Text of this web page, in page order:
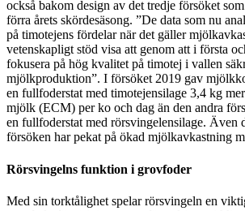
också bakom design av det tredje försöket
förra årets skördesäsong. ”De data som nu
på timotejens fördelar när det gäller
vetenskapligt stöd visa att genom att i första
fokusera på hög kvalitet på timotej i vallen
mjölkproduktion”. I försöket 2019 gav
en fullfoderstat med timotejensilage 3,4 kg
mjölk (ECM) per ko och dag än den andra
en fullfoderstat med rörsvingelensilage. Även
försöken har pekat på ökad mjölkavkastning
Rörsvingelns funktion i grovfoder
Med sin torktålighet spelar rörsvingeln en